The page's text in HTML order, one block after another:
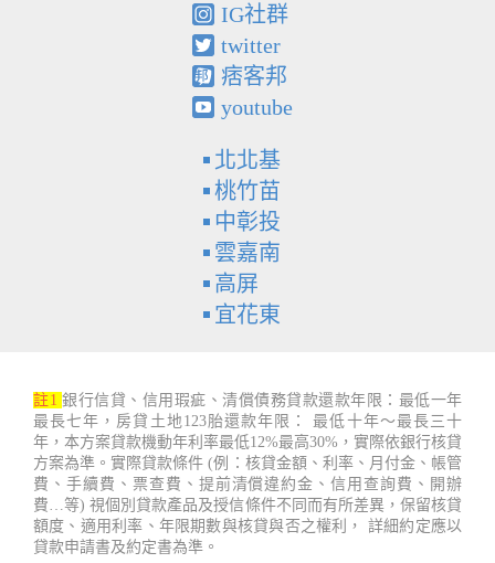
IG社群
twitter
痞客邦
youtube
北北基
桃竹苗
中彰投
雲嘉南
高屏
宜花東
註1 銀行信貸、信用瑕疵、清償債務貸款還款年限：最低一年
最長七年，房貸土地123胎還款年限： 最低十年～最長三十
年，本方案貸款機動年利率最低12%最高30%，實際依銀行核貸
方案為準。實際貸款條件 (例：核貸金額、利率、月付金、帳管
費、手續費、票查費、提前清償違約金、信用查詢費、開辦
費…等) 視個別貸款產品及授信條件不同而有所差異，保留核貸
額度、適用利率、年限期數與核貸與否之權利， 詳細約定應以
貸款申請書及約定書為準。